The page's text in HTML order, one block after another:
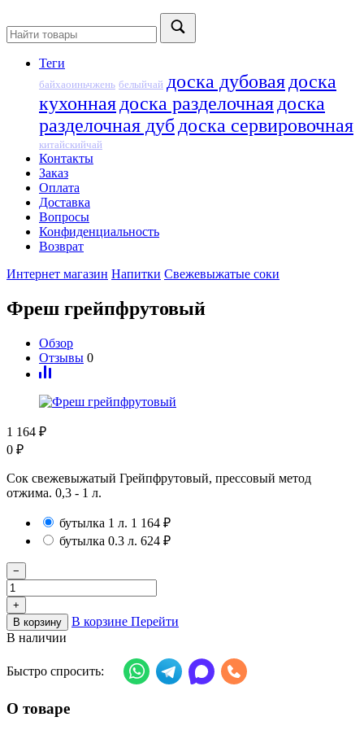
Теги
байхаоиньчжень белыйчай доска дубовая доска
кухонная доска разделочная доска
разделочная дуб доска сервировочная
китайскийчай
Контакты
Заказ
Оплата
Доставка
Вопросы
Конфиденциальность
Возврат
Интернет магазин Напитки Cвежевыжатые соки
Фреш грейпфрутовый
Обзор
Отзывы 0
1 164 ₽
0 ₽
Сок свежевыжатый Грейпфрутовый, прессовый метод
отжима. 0,3 - 1 л.
бутылка 1 л. 1 164 ₽
бутылка 0.3 л. 624 ₽
−
+
В корзину
В корзине Перейти
В наличии
Быстро спросить:
О товаре